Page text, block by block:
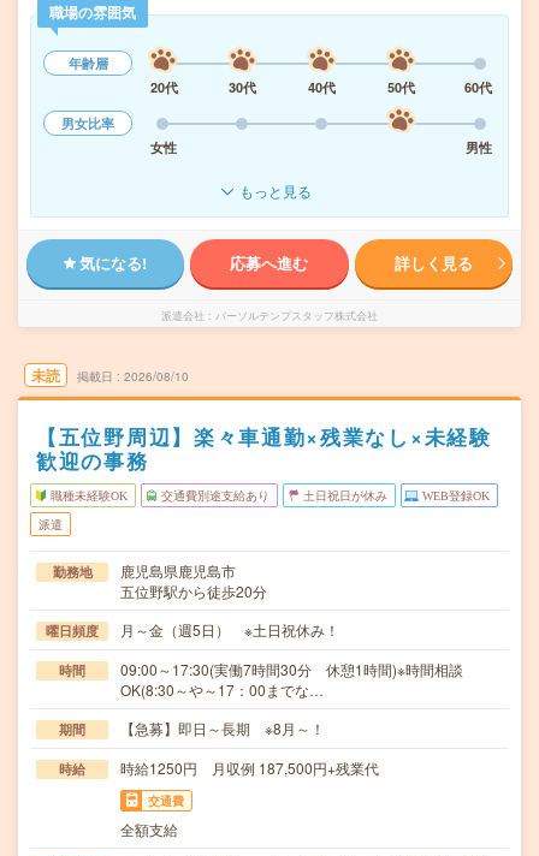
職場の雰囲気
年齢層
20代
30代 40代 50代
60代
男女比率
女性
男性
もっと見る
気になる! 応募へ進む 詳しく見る
派遣会社 パーソルテンプスタッフ株式会社
未読 掲載日 2026/08/10
【五位野周辺】楽々車通勤×残業なし×未経験
歓迎の事務
職種未経験OK 交通費別途支給あり 土日祝日が休み WEB登録OK
派遣
勤務地
鹿児島県鹿児島市
五位野駅から徒歩20分
曜日頻度 月～金（週5日） ※土日祝休み！
時間
09:00～17:30(実働7時間30分 休憩1時間)※時間相談
OK(8:30～や～17：00までな…
期間 【急募】即日～長期 ※8月～！
時給 時給1250円 月収例 187,500円+残業代
交通費
全額支給